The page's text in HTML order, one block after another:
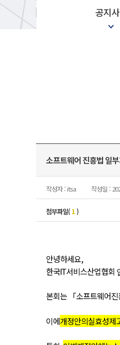
공지
소프트웨어 진흥법 일
작성자 : itsa 작성일 :
첨부파일( 1 )
안녕하세요,
한국IT서비스산업협회
본회는 「소프트웨어
이에개정안의실효성제